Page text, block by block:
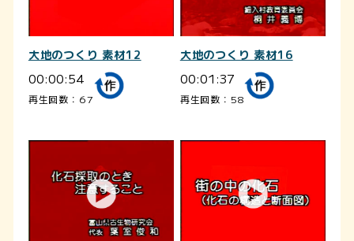
大地のつくり 素材12
00:00:54
再生回数：67
大地のつくり 素材16
00:01:37
再生回数：58